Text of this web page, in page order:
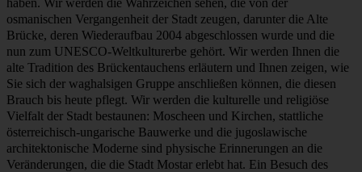
haben. Wir werden die Wahrzeichen sehen, die von der
osmanischen Vergangenheit der Stadt zeugen, darunter die Alte
Brücke, deren Wiederaufbau 2004 abgeschlossen wurde und die
nun zum UNESCO-Weltkulturerbe gehört. Wir werden Ihnen die
alte Tradition des Brückentauchens erläutern und Ihnen zeigen, wie
Sie sich der waghalsigen Gruppe anschließen können, die diesen
Brauch bis heute pflegt. Wir werden die kulturelle und religiöse
Vielfalt der Stadt bestaunen: Moscheen und Kirchen, stattliche
österreichisch-ungarische Bauwerke und die jugoslawische
architektonische Moderne sind physische Erinnerungen an die
Veränderungen, die die Stadt Mostar erlebt hat. Ein Besuch des